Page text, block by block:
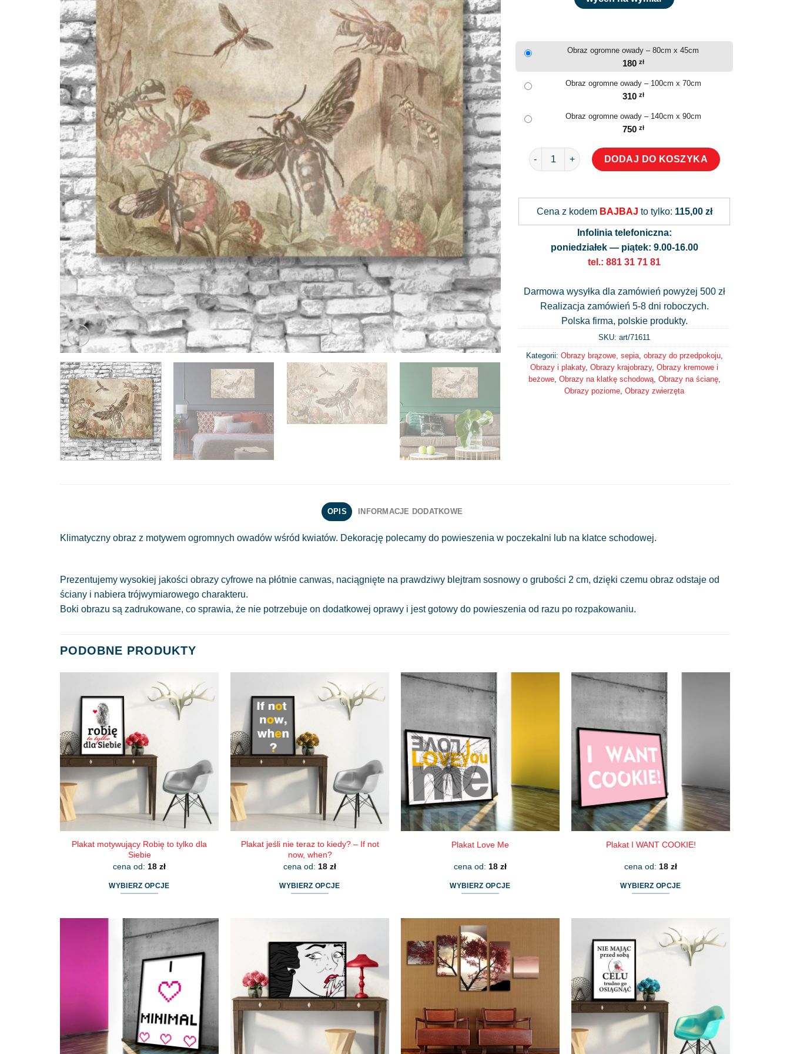
Obraz ogromne owady – 80cm x 45cm
180 zł
Obraz ogromne owady – 100cm x 70cm
310 zł
Obraz ogromne owady – 140cm x 90cm
750 zł
ilość Obraz ogromne owady
DODAJ DO KOSZYKA
Cena z kodem BAJBAJ to tylko: 115,00 zł
Infolinia telefoniczna:
poniedziałek — piątek: 9.00-16.00
tel.: 881 31 71 81
Darmowa wysyłka dla zamówień powyżej 500 zł
Realizacja zamówień 5-8 dni roboczych.
Polska firma, polskie produkty.
SKU: art/71611
Kategorii: Obrazy brązowe, sepia, obrazy do przedpokoju,
Obrazy i plakaty, Obrazy krajobrazy, Obrazy kremowe i
beżowe, Obrazy na klatkę schodową, Obrazy na ścianę,
Obrazy poziome Obrazy zwierzęta
OPIS INFORMACJE DODATKOWE
Klimatyczny obraz z motywem ogromnych owadów wśród kwiatów. Dekorację polecamy do powieszenia w poczekalni lub na klatce schodowej.
Prezentujemy wysokiej jakości obrazy cyfrowe na płótnie canwas, naciągnięte na prawdziwy blejtram sosnowy o grubości 2 cm, dzięki czemu obraz odstaje od
ściany i nabiera trójwymiarowego charakteru.
Boki obrazu są zadrukowane, co sprawia, że nie potrzebuje on dodatkowej oprawy i jest gotowy do powieszenia od razu po rozpakowaniu.
PODOBNE PRODUKTY
Plakat motywujący Robię to tylko dla
Siebie
cena od: 18 zł
WYBIERZ OPCJE
wiele
wariantów.
Opcje
można
wybrać
na
stronie
produktu
Plakat jeśli nie teraz to kiedy? – If not
now, when?
cena od: 18 zł
WYBIERZ OPCJE
wiele
wariantów.
Opcje
można
wybrać
na
produktu
Plakat Love Me
cena od: 18 zł
WYBIERZ OPCJE
ma
wiele
wariantów.
Opcje
można
wybrać
na
stronie
produktu
Plakat I WANT COOKIE!
cena od: 18 zł
WYBIERZ OPCJE
wiele
wariantów.
można
wybrać
stronie
produktu